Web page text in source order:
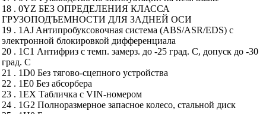
18 . 0YZ БЕЗ ОПРЕДЕЛЕНИЯ КЛАССА
ГРУЗОПОДЪЕМНОСТИ ДЛЯ ЗАДНЕЙ ОСИ
19 . 1AJ Aнтипробуксовочная система (ABS/ASR/EDS) с
электронной блокировкой дифференциала
20 . 1C1 Антифриз с темп. замерз. до -25 град. С, допуск до -30
град. С
21 . 1D0 Без тягово-сцепного устройства
22 . 1E0 Без абсорбера
23 . 1EX Табличка с VIN-номером
24 . 1G2 Полноразмерное запасное колесо, стальной диск